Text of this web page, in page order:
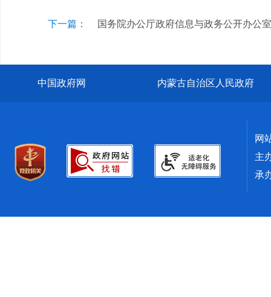
下一篇： 国务院办公厅政府信息与政务公开办公
中国政府网 内蒙古自治区人民政府
网
主
承